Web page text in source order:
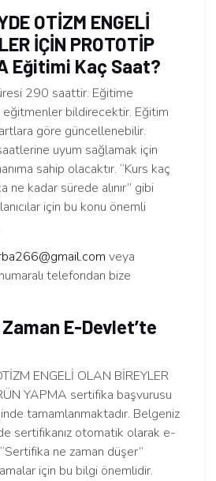
OTİZM ENGELİ
İÇİN PROTOTİP
Eğitimi Kaç Saat?
290 saattir. Eğitime
eğitmenler bildirecektir. Eğitim
göre güncellenebilir.
uyum sağlamak için
sahip olacaktır. “Kurs kaç
ne kadar sürede alınır” gibi
için bu konu önemli
veya
numaralı telefondan bize
E-Devlet’te
ENGELİ OLAN BİREYLER
YAPMA sertifika başvurusu
tamamlanmaktadır. Belgeniz
sertifikanız otomatik olarak e-
ne zaman düşer”
için bu bilgi önemlidir.